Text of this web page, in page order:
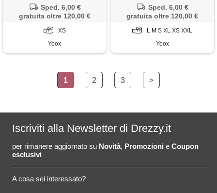
Sped. 6,00 €
gratuita oltre 120,00 €
XS
Yoox
Sped. 6,00 €
gratuita oltre 120,00 €
L M S XL XS XXL
Yoox
1 2 3 >
Iscriviti alla Newsletter di Drezzy.it
per rimanere aggiornato su Novità, Promozioni e Coupon
esclusivi
A cosa sei interessato?